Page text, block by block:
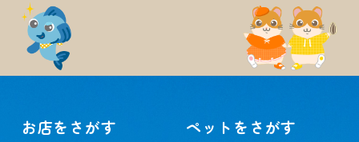
お店をさがす ペットをさがす